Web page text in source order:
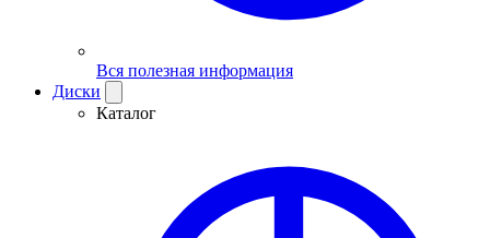
Вся полезная информация
Диски
Каталог